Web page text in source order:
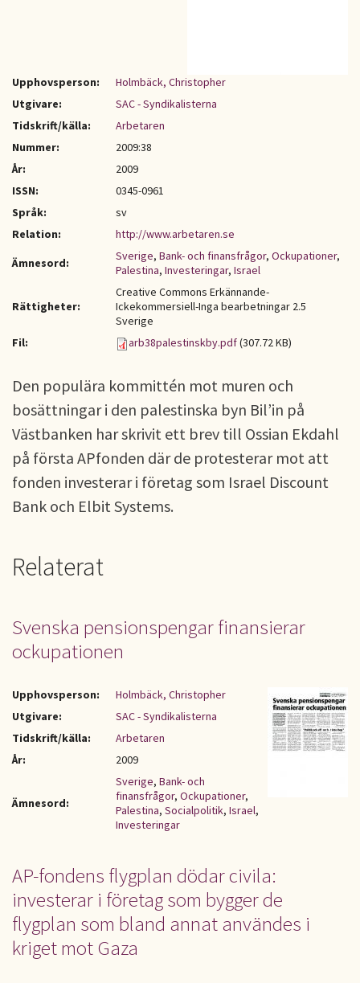
Upphovsperson:
Holmbäck, Christopher
Utgivare:
SAC - Syndikalisterna
Tidskrift/källa:
Arbetaren
Nummer:
2009:38
År:
2009
ISSN:
0345-0961
Språk:
sv
Relation:
http://www.arbetaren.se
Ämnesord:
Sverige, Bank- och finansfrågor, Ockupationer,
Palestina, Investeringar, Israel
Rättigheter:
Creative Commons Erkännande-
Ickekommersiell-Inga bearbetningar 2.5
Sverige
Fil:
arb38palestinskby.pdf(307.72 KB)
Den populära kommittén mot muren och
bosättningar i den palestinska byn Bil’in på
Västbanken har skrivit ett brev till Ossian Ekdahl
på första APfonden där de protesterar mot att
fonden investerar i företag som Israel Discount
Bank och Elbit Systems.
Relaterat
Svenska pensionspengar finansierar
ockupationen
Upphovsperson:
Holmbäck, Christopher
Utgivare:
SAC - Syndikalisterna
Tidskrift/källa:
Arbetaren
År:
2009
Ämnesord:
Sverige, Bank- och
finansfrågor, Ockupationer,
Palestina, Socialpolitik, Israel,
Investeringar
AP-fondens flygplan dödar civila:
investerar i företag som bygger de
flygplan som bland annat användes i
kriget mot Gaza